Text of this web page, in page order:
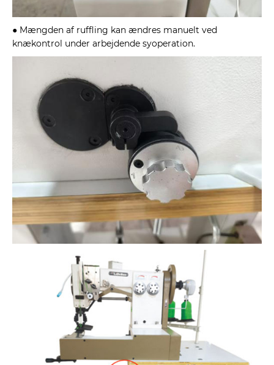
● Mængden af ​​ruffling kan ændres manuelt ved
knækontrol under arbejdende syoperation.